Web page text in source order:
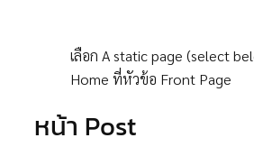
เลือก A static page (select
Home ที่หัวข้อ Front Page
หน้า Post